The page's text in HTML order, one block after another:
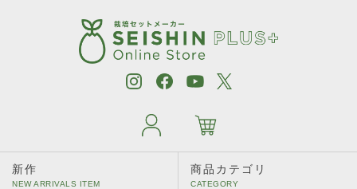
［植物別］ キャットニップ
［植物別］ バジル
新作 商品カテゴリ